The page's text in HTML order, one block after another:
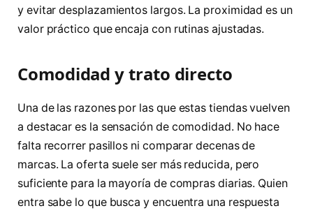
y evitar desplazamientos largos. La proximidad es un
valor práctico que encaja con rutinas ajustadas.
Comodidad y trato directo
Una de las razones por las que estas tiendas vuelven
a destacar es la sensación de comodidad. No hace
falta recorrer pasillos ni comparar decenas de
marcas. La oferta suele ser más reducida, pero
suficiente para la mayoría de compras diarias. Quien
entra sabe lo que busca y encuentra una respuesta